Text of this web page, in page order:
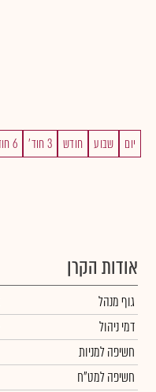
יום שבוע חודש 3 חוד' 6 חוד'
אודות הקרן
גוף מנהל
דמי ניהול
חשיפה למניות
חשיפה למט"ח